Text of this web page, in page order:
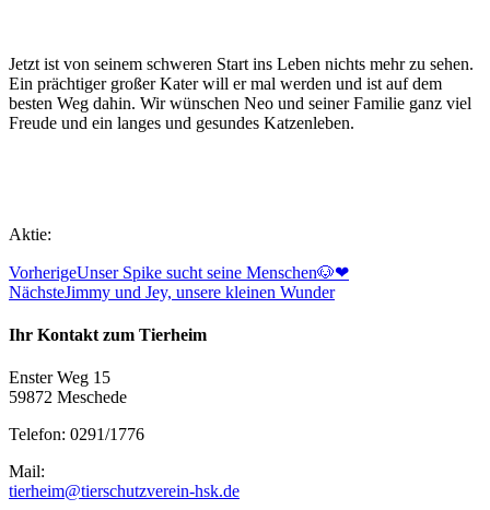
Jetzt ist von seinem schweren Start ins Leben nichts mehr zu sehen.
Ein prächtiger großer Kater will er mal werden und ist auf dem
besten Weg dahin. Wir wünschen Neo und seiner Familie ganz viel
Freude und ein langes und gesundes Katzenleben.
Aktie:
VorherigeUnser Spike sucht seine Menschen🐶❤
NächsteJimmy und Jey, unsere kleinen Wunder
Ihr Kontakt zum Tierheim
Enster Weg 15
59872 Meschede
Telefon: 0291/1776
Mail:
tierheim@tierschutzverein-hsk.de